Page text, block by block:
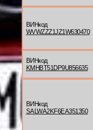
ВИНкод
WVWZZZ1JZ1W630470
ВИНкод
KMHBT51DP9U856635
ВИНкод
SALWA2KF6EA351350